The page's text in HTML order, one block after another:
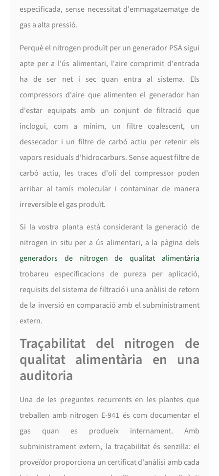
especificada, sense necessitat d'emmagatzematge de
gas a alta pressió.
Perquè el nitrogen produït per un generador PSA sigui
apte per a l'ús alimentari, l'aire comprimit d'entrada
ha de ser net i sec quan entra al sistema. Els
compressors d'aire que alimenten el generador han
d'estar equipats amb un conjunt de filtració que
inclogui, com a mínim, un filtre coalescent, un
dessecador i un filtre de carbó actiu per retenir els
vapors residuals d'hidrocarburs. Sense aquest filtre de
carbó actiu, les traces d'oli del compressor poden
arribar al tamís molecular i contaminar de manera
irreversible el gas produït.
Si la vostra planta està considerant la generació de
nitrogen in situ per a ús alimentari, a la pàgina dels
generadors de nitrogen de qualitat alimentària
trobareu especificacions de pureza per aplicació,
requisits del sistema de filtració i una anàlisi de retorn
de la inversió en comparació amb el subministrament
extern.
Traçabilitat del nitrogen de
qualitat alimentària en una
auditoria
Una de les preguntes recurrents en les plantes que
treballen amb nitrogen E-941 és com documentar el
gas quan es produeix internament. Amb
subministrament extern, la traçabilitat és senzilla: el
proveïdor proporciona un certificat d'anàlisi amb cada